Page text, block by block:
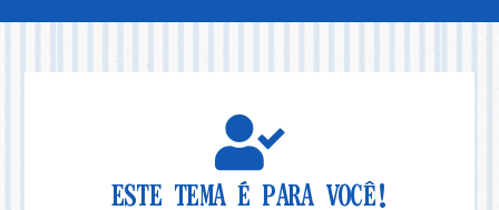
ESTE TEMA É PARA VOCÊ!